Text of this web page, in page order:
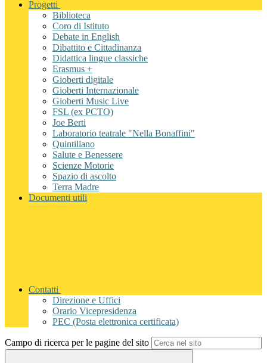
Progetti
Biblioteca
Coro di Istituto
Debate in English
Dibattito e Cittadinanza
Didattica lingue classiche
Erasmus +
Gioberti digitale
Gioberti Internazionale
Gioberti Music Live
FSL (ex PCTO)
Joe Berti
Laboratorio teatrale "Nella Bonaffini"
Quintiliano
Salute e Benessere
Scienze Motorie
Spazio di ascolto
Terra Madre
Documenti utili
Contatti
Direzione e Uffici
Orario Vicepresidenza
PEC (Posta elettronica certificata)
Campo di ricerca per le pagine del sito